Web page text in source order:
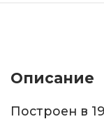
Описание
Построен в